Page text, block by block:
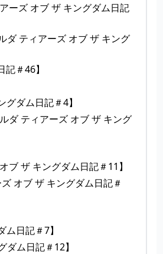
ーズ オブ ザ キングダム日記
ダ ティアーズ オブ ザ キング
＃46】
ダム日記＃4】
ダ ティアーズ オブ ザ キング
ザ キングダム日記＃11】
オブ ザ キングダム日記＃
日記＃7】
ム日記＃12】